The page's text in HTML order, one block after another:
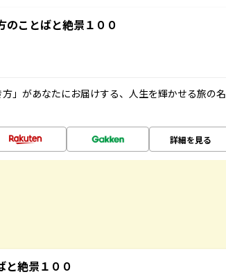
のことばと絶景１００
」があなたにお届けする、人生を輝かせる旅の名
詳細を見る
と絶景１００